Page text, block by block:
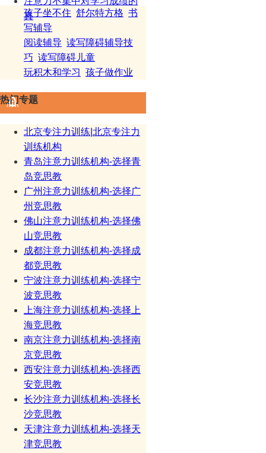
真
孩子坐不住 舒尔特方格 书
写辅导
阅读辅导 读写障碍辅导技
巧 读写障碍儿童
玩积木和学习 孩子做作业
热门专题
北京专注力训练|北京专注力
训练机构
青岛注意力训练机构-选择青
岛竞思教
广州注意力训练机构-选择广
州竞思教
佛山注意力训练机构-选择佛
山竞思教
成都注意力训练机构-选择成
都竞思教
宁波注意力训练机构-选择宁
波竞思教
上海注意力训练机构-选择上
海竞思教
南京注意力训练机构-选择南
京竞思教
西安注意力训练机构-选择西
安竞思教
长沙注意力训练机构-选择长
沙竞思教
天津注意力训练机构-选择天
津竞思教